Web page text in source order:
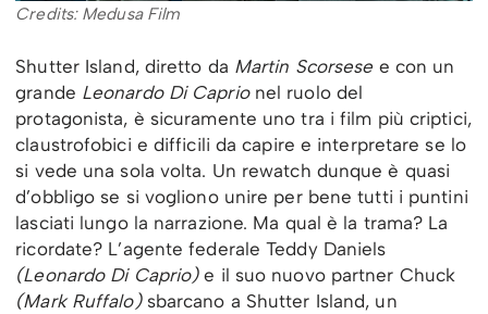
Credits: Medusa Film
Shutter Island, diretto da Martin Scorsese e con un
grande Leonardo Di Caprio nel ruolo del
protagonista, è sicuramente uno tra i film più criptici,
claustrofobici e difficili da capire e interpretare se lo
si vede una sola volta. Un rewatch dunque è quasi
d’obbligo se si vogliono unire per bene tutti i puntini
lasciati lungo la narrazione. Ma qual è la trama? La
ricordate? L’agente federale Teddy Daniels
(Leonardo Di Caprio)e il suo nuovo partner Chuck
(Mark Ruffalo)sbarcano a Shutter Island, un